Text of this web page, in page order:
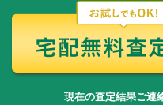
現在の査定結果ご連